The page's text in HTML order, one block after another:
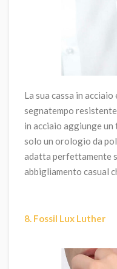
La sua cassa in
segnatempo
in acciaio aggiunge un
solo un orologio da
adatta perfettamente
abbigliamento casual
8. Fossil Lux Luther